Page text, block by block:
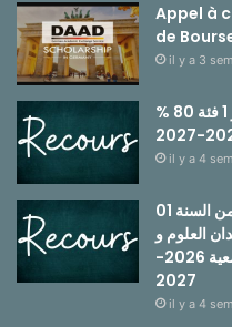
Appel à
de
il y a 3
نتائج دراسة الطعون في توجيه الماستر 1 فئة 80 %
il y a 4
نتائج دراسة الطعون في توجيه الطلبة من السنة 01
ميدان العلوم و
التكنولوجيا للتسجيل بعنوان السنة الجامعية 2026-
2027
il y a 4